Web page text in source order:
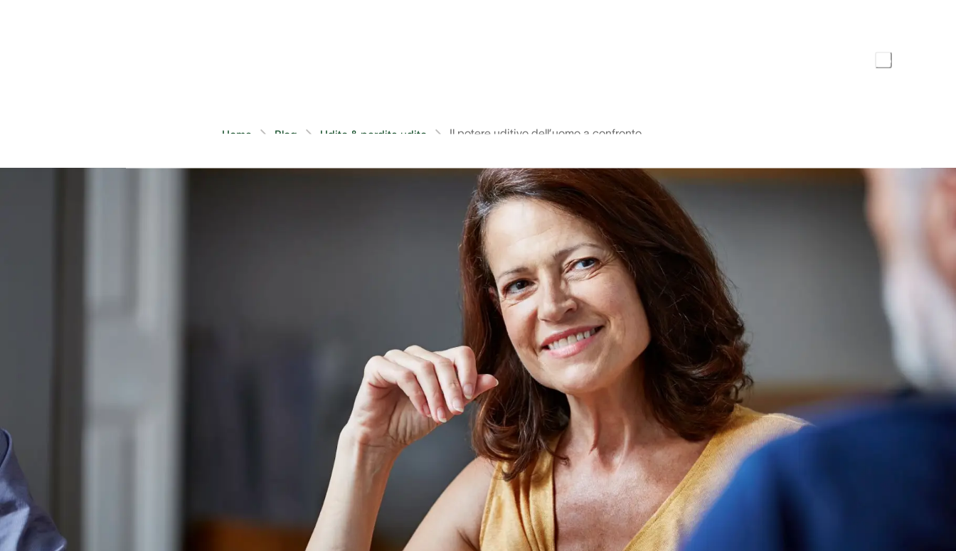
Il potere uditivo dell’uomo a confronto
Udito & perdita udito
Blog
Home
Ogni giorno sentiamo migliaia di rumori e suoni; ma cosa viene percepito esattamente dal nostro
apparato uditivo? Quali sono i suoni che, invece, non riesce ad udire? E in quale misura ci
differenziamo o meno dagli altri essere viventi? Lo spieghiamo in questo articolo
Come udiamo?
Noi esseri umani non udiamo semplici suoni, ma una combinazione di frequenze, cioè altezze di suono, e
livello di pressione sonora di questi suoni. I seguenti concetti sono importanti quando si parla di udito:
, misurata in Hertz (Hz), indica le vibrazioni al secondo che vengono trasmesse alle nostre
orecchie. Qui vengono poi elaborate attraverso le diverse stazioni dell’organo uditivo umano. L’uomo
sente mediamente frequenze comprese tra 20 e 20.000 Hertz. Particolarmente piacevole è il range
compreso tra 500 e 4.000 Hertz. In questo range rientra, per esempio, anche i linguaggio umano o la